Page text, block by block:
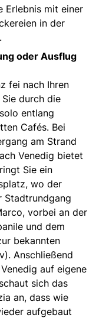
Erlebnis mit einer
in der
oder Ausflug
fei nach Ihren
durch die
entlang
Cafés. Bei
am Strand
Venedig bietet
Sie ein
wo der
Stadtrundgang
vorbei an der
und dem
bekannten
Anschließend
auf eigene
sich das
an, dass wie
aufgebaut